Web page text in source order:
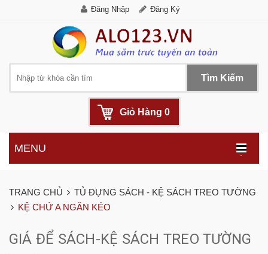
Đăng Nhập Đăng Ký
Tìm Kiếm
Giỏ Hàng 0
.
MENU
TRANG CHỦ
TỦ ĐỰNG SÁCH - KỆ SÁCH TREO TƯỜNG
KỆ CHỨ A NGĂN KÉO
GIÁ ĐỂ SÁCH-KỆ SÁCH TREO TƯỜNG